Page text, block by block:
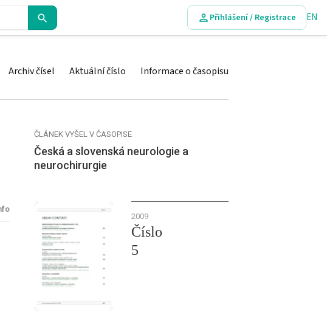
Přihlášení / Registrace EN
Archiv čísel Aktuální číslo Informace o časopisu
ČLÁNEK VYŠEL V ČASOPISE
Česká a slovenská neurologie a
neurochirurgie
2009
Číslo
5